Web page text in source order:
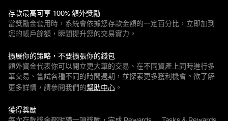
存款最高可享 100% 額外獎勵
當獎勵金套用時，系統會依據您存款金額的一定百分比，立即加到
您的帳戶餘額，瞬間提升您的交易實力。
擴展你的策略，不要擴張你的錢包
額外資金代表你可以開立更大筆的交易、在不同資產上同時進行多
筆交易、嘗試各種不同的時間週期，並探索更多獲利機會。欲了解
更多詳情，請參閱我們的幫助中心 。
獲得獎勵